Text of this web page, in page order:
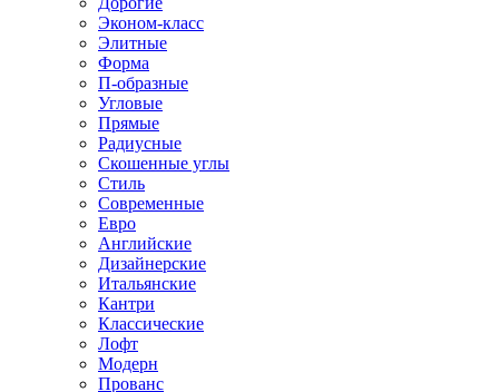
Эконом-класс
Элитные
Форма
П-образные
Угловые
Прямые
Радиусные
Скошенные углы
Стиль
Современные
Евро
Английские
Дизайнерские
Итальянские
Кантри
Классические
Лофт
Модерн
Прованс